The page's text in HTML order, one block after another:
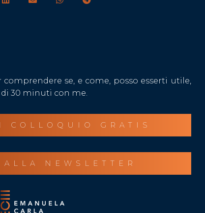
se, e come, posso esserti utile,
30 minuti con me.
COLLOQUIO GRATIS
NEWSLETTER